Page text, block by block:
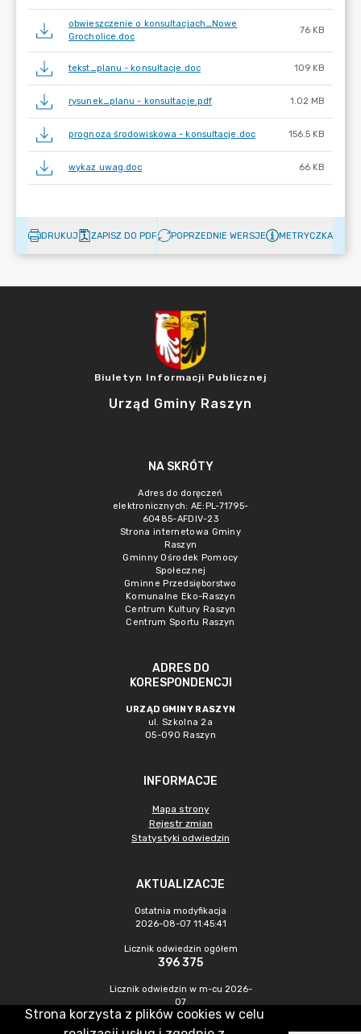
obwieszczenie o konsultacjach_Nowe
Grocholice.doc
76 KB
tekst_planu - konsultacje.doc 109 KB
rysunek_planu - konsultacje.pdf 1.02 MB
prognoza środowiskowa - konsultacje.doc 156.5 KB
wykaz uwag.doc 66 KB
DRUKUJ ZAPISZ DO PDF POPRZEDNIE WERSJE METRYCZKA
Biuletyn Informacji Publicznej
Urząd Gminy Raszyn
NA SKRÓTY
Adres do doręczeń
elektronicznych: AE:PL-71795-
60485-AFDIV-23
Strona internetowa Gminy
Raszyn
Gminny Ośrodek Pomocy
Społecznej
Gminne Przedsięborstwo
Komunalne Eko-Raszyn
Centrum Kultury Raszyn
Centrum Sportu Raszyn
ADRES DO
KORESPONDENCJI
URZĄD GMINY RASZYN
ul. Szkolna 2a
05-090 Raszyn
INFORMACJE
Mapa strony
Rejestr zmian
Statystyki odwiedzin
AKTUALIZACJE
Ostatnia modyfikacja
2026-08-07 11:45:41
Licznik odwiedzin ogółem
396 375
Licznik odwiedzin w m-cu 2026-
07
1 686
Strona korzysta z plików cookies w celu